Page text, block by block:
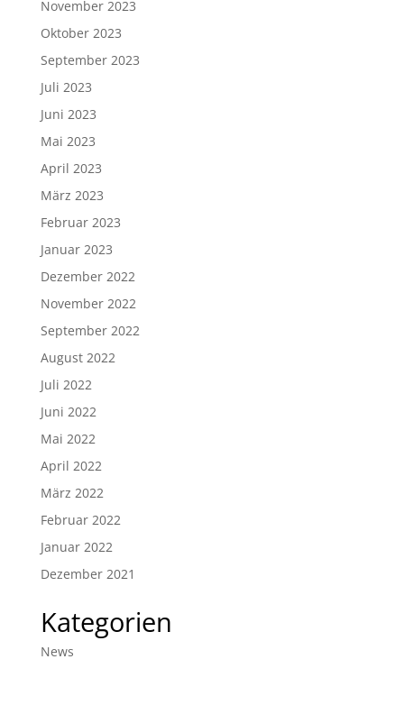
November 2023
Oktober 2023
September 2023
Juli 2023
Juni 2023
Mai 2023
April 2023
März 2023
Februar 2023
Januar 2023
Dezember 2022
November 2022
September 2022
August 2022
Juli 2022
Juni 2022
Mai 2022
April 2022
März 2022
Februar 2022
Januar 2022
Dezember 2021
Kategorien
News